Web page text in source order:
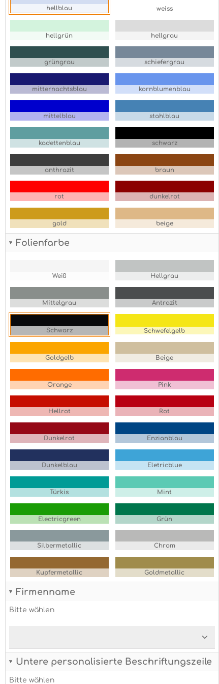
hellblau weiss
hellgrün hellgrau
grüngrau schiefergrau
mitternachtsblau kornblumenblau
mittelblau stahlblau
kadettenblau schwarz
anthrazit braun
rot dunkelrot
gold beige
Folienfarbe
Weiß Hellgrau
Mittelgrau Antrazit
Schwarz Schwefelgelb
Goldgelb Beige
Orange Pink
Hellrot Rot
Dunkelrot Enzianblau
Dunkelblau Eletricblue
Türkis Mint
Electricgreen Grün
Silbermetallic Chrom
Kupfermetallic Goldmetallic
Firmenname
Bitte wählen
Untere personalisierte Beschriftungszeile
Bitte wählen